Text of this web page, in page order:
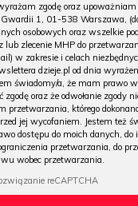
zgodę oraz
1, 01-538 Warszawa,
osobowych oraz wszelkie
lub zlecenie MHP do
w zakresie i celach
dzieje.pl od dnia
świadomy/a, że mam prawo
zgodę oraz że odwołanie zgody
przetwarzania, którego
jej wycofaniem. Jestem też
dostępu do moich danych, do
przetwarzania, do
wobec przetwarzania.